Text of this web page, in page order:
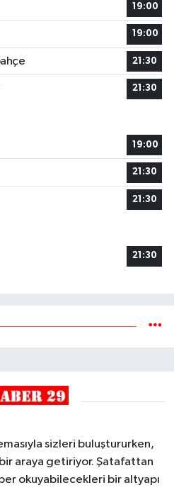
19:00
19:00
21:30
21:30
19:00
21:30
21:30
21:30
sizleri buluştururken,
araya getiriyor. Şatafattan
okuyabilecekleri bir altyapı